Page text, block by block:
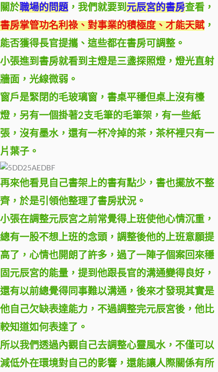
關於職場的問題，我們就要到元辰宮的書房查看，
書房掌管功名利祿、對事業的積極度、才能天賦，
能否獲得長官提攜、這些都在書房可調整。
小張進到書房就看到主燈是三盞探照燈，燈光直射
牆面，光線微弱。
窗戶是緊閉的毛玻璃窗，書桌平穩但桌上沒有檯
燈，另有一個掛著2支毛筆的毛筆架，有一些紙
張，沒有墨水，還有一杯冷掉的茶，茶杯裡只有一
片葉子。
再來他看見自己書架上的書有點少，書也擺放不整
齊，於是引領他整理了書房狀況。
小張在調整元辰宮之前常覺得上班使他心情沉重，
總有一股不想上班的念頭，調整後他的上班意願提
高了，心情也開朗了許多，過了一陣子個案回來穩
固元辰宮的能量，提到他跟長官的溝通變得良好，
還有以前總覺得同事難以溝通，後來才發現其實是
他自己欠缺表達能力，不過調整完元辰宮後，他比
較知道如何表達了。
所以我們透過內觀自己去調整心靈風水，不僅可以
減低外在環境對自己的影響，還能讓人際關係有所